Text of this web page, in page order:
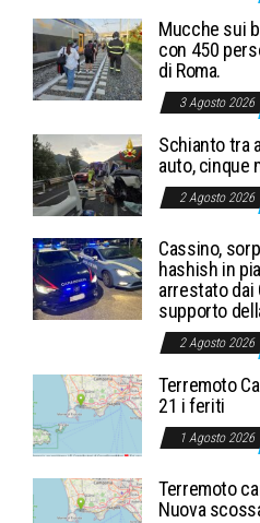
Mucche sui
con 450
di Roma.
3 Agosto 2026
Schianto tra
auto, cinque
2 Agosto 2026
Cassino,
hashish in
arrestato dai
supporto
2 Agosto 2026
Terremoto
21 i feriti
1 Agosto 2026
Terremoto
Nuova